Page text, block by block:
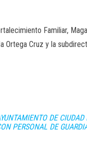
Familiar,
Ortega Cruz y la
DE
PERSONAL DE